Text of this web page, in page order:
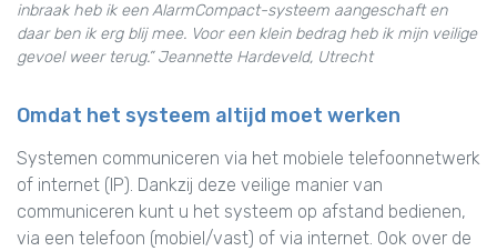
inbraak heb ik een AlarmCompact-systeem aangeschaft en
daar ben ik erg blij mee. Voor een klein bedrag heb ik mijn veilige
gevoel weer terug.” Jeannette Hardeveld, Utrecht
Omdat het systeem altijd moet werken
Systemen communiceren via het mobiele telefoonnetwerk
of internet (IP). Dankzij deze veilige manier van
communiceren kunt u het systeem op afstand bedienen,
via een telefoon (mobiel/vast) of via internet. Ook over de